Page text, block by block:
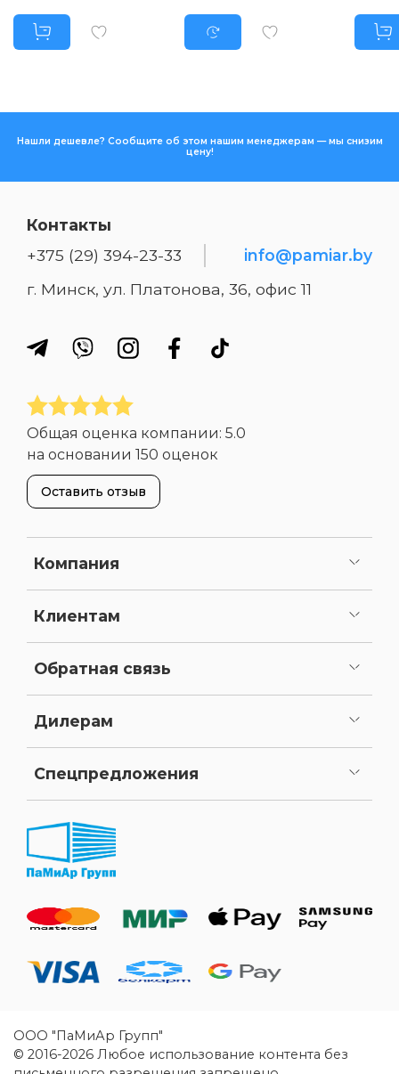
Нашли дешевле? Сообщите об этом нашим менеджерам — мы снизим
цену!
Компания
О нас
Портфолио
Вакансии
Сертификаты и лицензии
Реквизиты
Клиентам
Сервисное обслуживание
Как сделать заказ
Оплата
Доставка
Статьи
Карта сайта
Обратная связь
Задать вопрос
Предложить доработку
Дилерам
Как стать нашим дилером
Личный кабинет
Спецпредложения
Уценка
Контакты
+375 (29) 394-23-33
info@pamiar.by
г. Минск, ул. Платонова, 36, офис 11
Общая оценка компании: 5.0
на основании 150 оценок
Оставить отзыв
ООО "ПаМиАр Групп"
© 2016-2026 Любое использование контента без